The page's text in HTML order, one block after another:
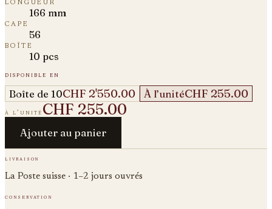
166 mm
cape
56
boîte
10 pcs
disponible en
Boîte de 10CHF 2'550.00 À l’unitéCHF 255.00
à l’unité CHF 255.00
Ajouter au panier
livraison
La Poste suisse · 1–2 jours ouvrés
conservation